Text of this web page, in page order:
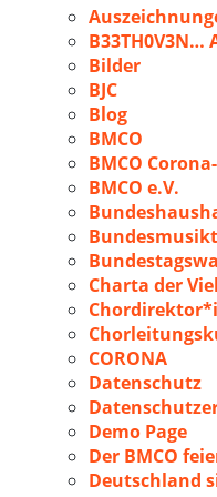
B33TH0V3N…
Bilder
BJC
Blog
BMCO
BMCO
BMCO e.V.
Charta der
CORONA
Datenschutz
Demo Page
Der BMCO
Deutschland